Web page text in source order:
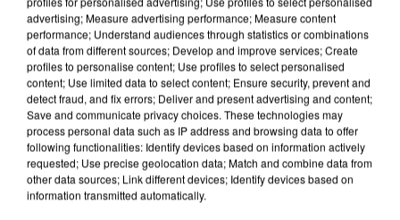
UN SECOND CADRE DE LA DZ MAFIA
INTERPELLÉ EN ALGÉRIE
advertising; Measure advertising performance; Measure content
performance; Understand audiences through statistics or combinations
of data from different sources; Develop and improve services; Create
profiles to personalise content; Use profiles to select personalised
content; Use limited data to select content; Ensure security, prevent and
detect fraud, and fix errors; Deliver and present advertising and content;
Save and communicate privacy choices. These technologies may
process personal data such as IP address and browsing data to offer
following functionalities: Identify devices based on information actively
requested; Use precise geolocation data; Match and combine data from
other data sources; Link different devices; Identify devices based on
information transmitted automatically.